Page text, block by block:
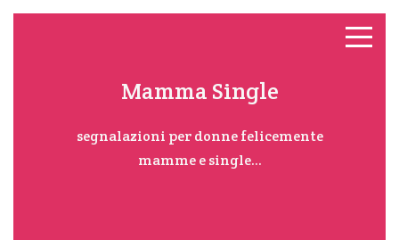
Mamma Single
segnalazioni per donne felicemente
mamme e single...